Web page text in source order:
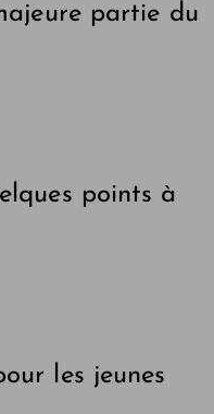
partie du
points à
les jeunes